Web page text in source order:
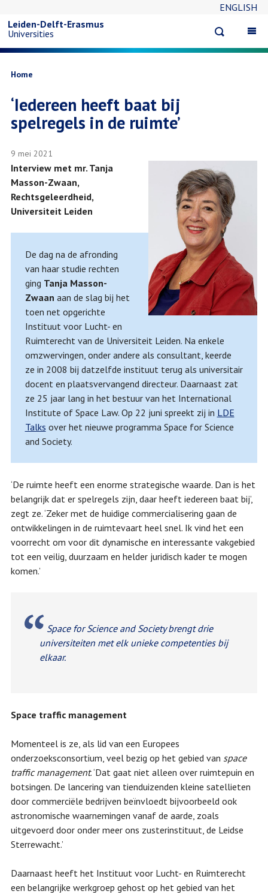
naar
inhoud
gaan
ENGLISH
search
Leiden-Delft-Erasmus
Universities
Kruimelpad
Home
‘Iedereen heeft baat bij
spelregels in de ruimte’
9 mei 2021
Interview met mr. Tanja
Masson-Zwaan,
Rechtsgeleerdheid,
Universiteit Leiden
De dag na de afronding
van haar studie rechten
ging Tanja Masson-
Zwaan aan de slag bij het
toen net opgerichte
Instituut voor Lucht- en
Ruimterecht van de Universiteit Leiden. Na enkele
omzwervingen, onder andere als consultant, keerde
ze in 2008 bij datzelfde instituut terug als universitair
docent en plaatsvervangend directeur. Daarnaast zat
ze 25 jaar lang in het bestuur van het International
Institute of Space Law. Op 22 juni spreekt zij in LDE
Talks over het nieuwe programma Space for Science
and Society.
‘De ruimte heeft een enorme strategische waarde. Dan is het
belangrijk dat er spelregels zijn, daar heeft iedereen baat bij’,
zegt ze. ‘Zeker met de huidige commercialisering gaan de
ontwikkelingen in de ruimtevaart heel snel. Ik vind het een
voorrecht om voor dit dynamische en interessante vakgebied
tot een veilig, duurzaam en helder juridisch kader te mogen
komen.’
Space for Science and Society brengt drie
universiteiten met elk unieke competenties bij
elkaar.
Space traffic management
Momenteel is ze, als lid van een Europees
onderzoeksconsortium, veel bezig op het gebied van space
traffic management. ‘Dat gaat niet alleen over ruimtepuin en
botsingen. De lancering van tienduizenden kleine satellieten
door commerciële bedrijven beïnvloedt bijvoorbeeld ook
astronomische waarnemingen vanaf de aarde, zoals
uitgevoerd door onder meer ons zusterinstituut, de Leidse
Sterrewacht.’
Daarnaast heeft het Instituut voor Lucht- en Ruimterecht
een belangrijke werkgroep gehost op het gebied van het